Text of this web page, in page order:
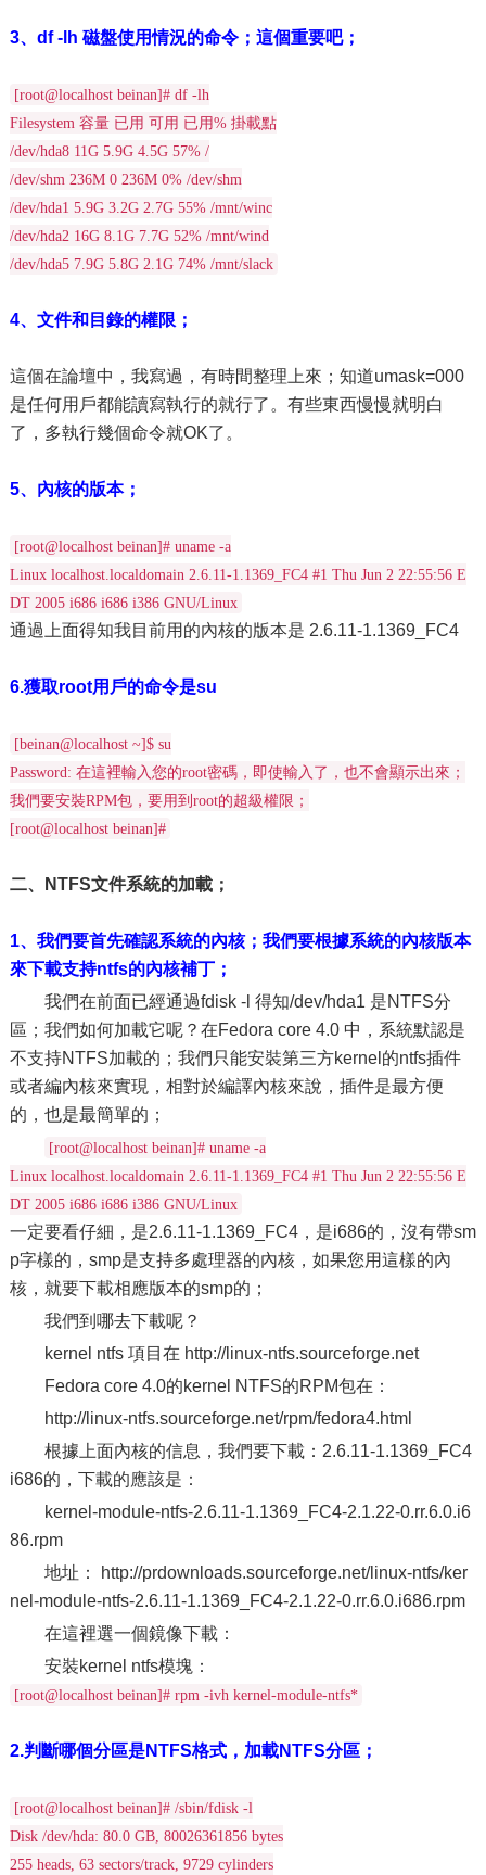
3、df -lh 磁盤使用情況的命令；這個重要吧；
[root@localhost beinan]# df -lh
Filesystem 容量 已用 可用 已用% 掛載點
/dev/hda8 11G 5.9G 4.5G 57% /
/dev/shm 236M 0 236M 0% /dev/shm
/dev/hda1 5.9G 3.2G 2.7G 55% /mnt/winc
/dev/hda2 16G 8.1G 7.7G 52% /mnt/wind
/dev/hda5 7.9G 5.8G 2.1G 74% /mnt/slack
4、文件和目錄的權限；
這個在論壇中，我寫過，有時間整理上來；知道umask=000
是任何用戶都能讀寫執行的就行了。有些東西慢慢就明白
了，多執行幾個命令就OK了。
5、內核的版本；
[root@localhost beinan]# uname -a
Linux localhost.localdomain 2.6.11-1.1369_FC4 #1 Thu Jun 2 22:55:56 E
DT 2005 i686 i686 i386 GNU/Linux
通過上面得知我目前用的內核的版本是 2.6.11-1.1369_FC4
6.獲取root用戶的命令是su
[beinan@localhost ~]$ su
Password: 在這裡輸入您的root密碼，即使輸入了，也不會顯示出來；
我們要安裝RPM包，要用到root的超級權限；
[root@localhost beinan]#
二、NTFS文件系統的加載；
1、我們要首先確認系統的內核；我們要根據系統的內核版本
來下載支持ntfs的內核補丁；
我們在前面已經通過fdisk -l 得知/dev/hda1 是NTFS分
區；我們如何加載它呢？在Fedora core 4.0 中，系統默認是
不支持NTFS加載的；我們只能安裝第三方kernel的ntfs插件
或者編內核來實現，相對於編譯內核來說，插件是最方便
的，也是最簡單的；
[root@localhost beinan]# uname -a
Linux localhost.localdomain 2.6.11-1.1369_FC4 #1 Thu Jun 2 22:55:56 E
DT 2005 i686 i686 i386 GNU/Linux
一定要看仔細，是2.6.11-1.1369_FC4，是i686的，沒有帶sm
p字樣的，smp是支持多處理器的內核，如果您用這樣的內
核，就要下載相應版本的smp的；
我們到哪去下載呢？
kernel ntfs 項目在 http://linux-ntfs.sourceforge.net
Fedora core 4.0的kernel NTFS的RPM包在：
http://linux-ntfs.sourceforge.net/rpm/fedora4.html
根據上面內核的信息，我們要下載：2.6.11-1.1369_FC4
i686的，下載的應該是：
kernel-module-ntfs-2.6.11-1.1369_FC4-2.1.22-0.rr.6.0.i6
86.rpm
地址： http://prdownloads.sourceforge.net/linux-ntfs/ker
nel-module-ntfs-2.6.11-1.1369_FC4-2.1.22-0.rr.6.0.i686.rpm
在這裡選一個鏡像下載：
安裝kernel ntfs模塊：
[root@localhost beinan]# rpm -ivh kernel-module-ntfs*
2.判斷哪個分區是NTFS格式，加載NTFS分區；
[root@localhost beinan]# /sbin/fdisk -l
Disk /dev/hda: 80.0 GB, 80026361856 bytes
255 heads, 63 sectors/track, 9729 cylinders